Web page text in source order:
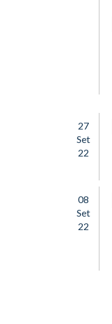
27
Set
22
08
Set
22